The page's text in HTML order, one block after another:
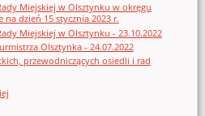
Miejskiej w Olsztynku w okręgu
dzień 15 stycznia 2023 r.
Miejskiej w Olsztynku - 23.10.2022
Olsztynka - 24.07.2022
przewodniczących osiedli i rad